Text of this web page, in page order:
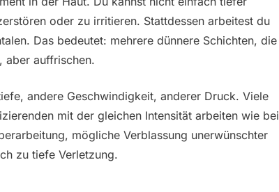
oder zu irritieren. Stattdessen arbeitest du
Das bedeutet: mehrere dünnere Schichten, die
aber auffrischen.
andere Geschwindigkeit, anderer Druck. Viele
mit der gleichen Intensität arbeiten wie bei
mögliche Verblassung unerwünschter
zu tiefe Verletzung.